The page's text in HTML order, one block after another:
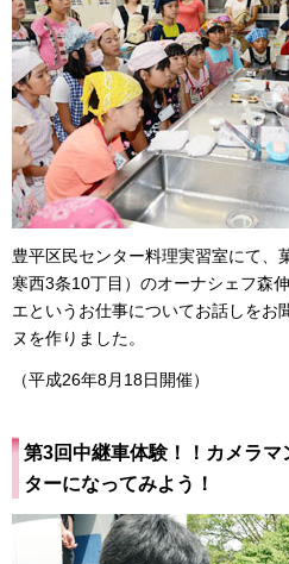
豊平区民センター料理実習室にて、
寒西3条10丁目）のオーナシェフ森
エというお仕事についてお話しをお
ヌを作りました。
（平成26年8月18日開催）
第3回中継車体験！！カメラ
ターになってみよう！